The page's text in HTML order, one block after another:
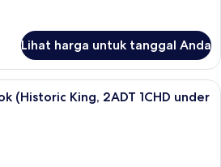
Lihat harga untuk tanggal Anda
Kamar, Bebas Asap Rokok (Historic
(Historic King, 2ADT 1CHD under